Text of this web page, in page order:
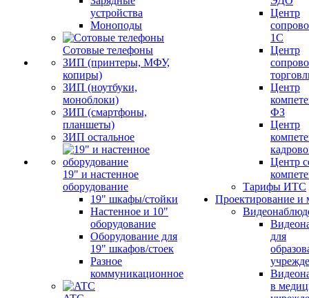
устройства
Моноподы
Сотовые телефоны
ЗИП (принтеры, МФУ,
копиры)
ЗИП (ноутбуки,
моноблоки)
ЗИП (смартфоны,
планшеты)
ЗИП остальное
19" и настенное
оборудование
19" шкафы/стойки
Настенное и 10"
оборудование
Оборудование для
19" шкафов/стоек
Разное
коммуникационное
Центр
1С
Центр
Центр
ФЗ
Центр
Центр
Тарифы ИТС
Проектирование и
для
в